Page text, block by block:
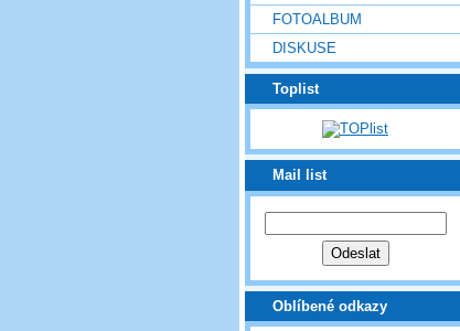
FOTOALBUM
DISKUSE
Toplist
Mail list
Oblíbené odkazy